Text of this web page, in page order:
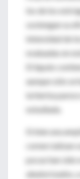
los de los
sostengan su
intensidad de
evaluadas en
El lúpulo
aunque sólo se
la hierba
estudiada.
Si bien una
comercializan
pocas han sido
aleatorizados,